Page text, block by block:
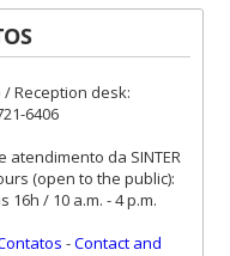
/ Reception desk:
6406
atendimento da SINTER
(open to the public):
16h / 10 a.m. - 4 p.m.
-Contact and